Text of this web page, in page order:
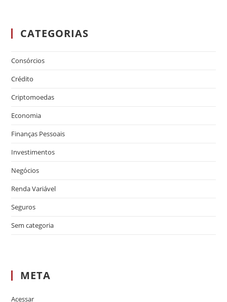
CATEGORIAS
Consórcios
Crédito
Criptomoedas
Economia
Finanças Pessoais
Investimentos
Negócios
Renda Variável
Seguros
Sem categoria
META
Acessar